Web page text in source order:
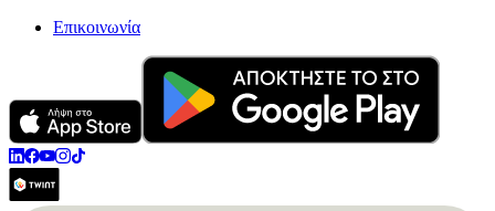
Επικοινωνία